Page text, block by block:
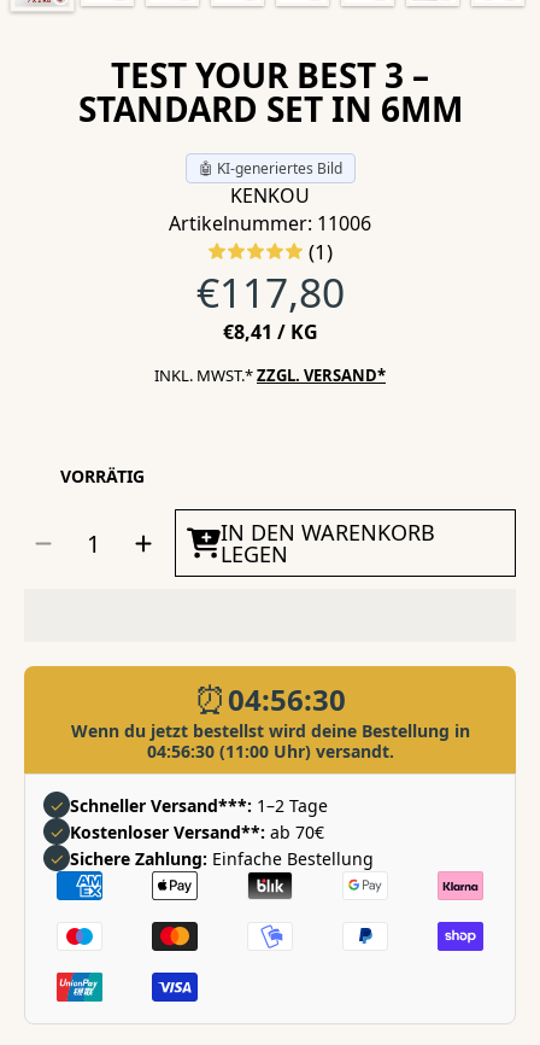
TEST YOUR BEST 3 –
STANDARD SET IN 6MM
🤖 KI-generiertes Bild
KENKOU
Artikelnummer: 11006
(1)
Normalpreis
€117,80
€8,41 / PRO
KG
INKL. MWST.*ZZGL. VERSAND*
VORRÄTIG
AUSWÄHLEN
Menge
für
Set
in
6mm
verringern
Menge
fürTest
your
Set
in
6mm
erhöhen
IN DEN WARENKORB
LEGEN
⏰04:56:30
Wenn du jetzt bestellst wird deine Bestellung in
04:56:30(11:00 Uhr) versandt.
✓ Schneller Versand***: 1–2 Tage
✓ Kostenloser Versand**: ab 70€
✓ Sichere Zahlung: Einfache Bestellung
Zahlungsarten